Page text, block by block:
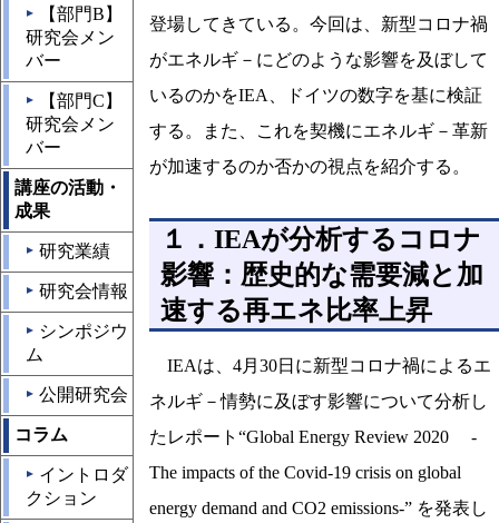
▲
【部門B】
研究会メン
バー
▲
【部門C】
研究会メン
バー
講座の活動・
成果
▲ 研究業績
▲ 研究会情報
▲
シンポジウ
ム
▲ 公開研究会
コラム
▲ イントロダ
クション
登場してきている。今回は、新型コロナ禍
がエネルギ－にどのような影響を及ぼして
いるのかをIEA、ドイツの数字を基に検証
する。また、これを契機にエネルギ－革新
が加速するのか否かの視点を紹介する。
１．IEAが分析するコロナ
影響：歴史的な需要減と加
速する再エネ比率上昇
IEAは、4月30日に新型コロナ禍によるエ
ネルギ－情勢に及ぼす影響について分析し
たレポート“Global Energy Review 2020 -
The impacts of the Covid-19 crisis on global
energy demand and CO2 emissions-” を発表し